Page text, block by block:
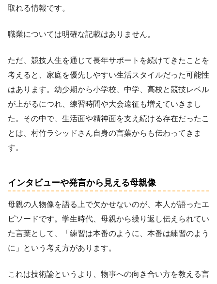
取れる情報です。
職業については明確な記載はありません。
ただ、競技人生を通じて長年サポートを続けてきたことを
考えると、家庭を優先しやすい生活スタイルだった可能性
はあります。幼少期から小学校、中学、高校と競技レベル
が上がるにつれ、練習時間や大会遠征も増えていきまし
た。その中で、生活面や精神面を支え続ける存在だったこ
とは、村竹ラシッドさん自身の言葉からも伝わってきま
す。
インタビューや発言から見える母親像
母親の人物像を語る上で欠かせないのが、本人が語ったエ
ピソードです。学生時代、母親から繰り返し伝えられてい
た言葉として、「練習は本番のように、本番は練習のよう
に」という考え方があります。
これは技術論というより、物事への向き合い方を教える言